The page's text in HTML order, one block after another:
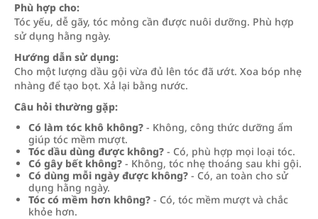
Phù hợp cho:
Tóc yếu, dễ gãy, tóc mỏng cần được nuôi dưỡng. Phù hợp
sử dụng hằng ngày.
Hướng dẫn sử dụng:
Cho một lượng dầu gội vừa đủ lên tóc đã ướt. Xoa bóp nhẹ
nhàng để tạo bọt. Xả lại bằng nước.
Câu hỏi thường gặp:
Có làm tóc khô không? - Không, công thức dưỡng ẩm
giúp tóc mềm mượt.
Tóc dầu dùng được không? - Có, phù hợp mọi loại tóc.
Có gây bết không? - Không, tóc nhẹ thoáng sau khi gội.
Có dùng mỗi ngày được không? - Có, an toàn cho sử
dụng hằng ngày.
Tóc có mềm hơn không? - Có, tóc mềm mượt và chắc
khỏe hơn.